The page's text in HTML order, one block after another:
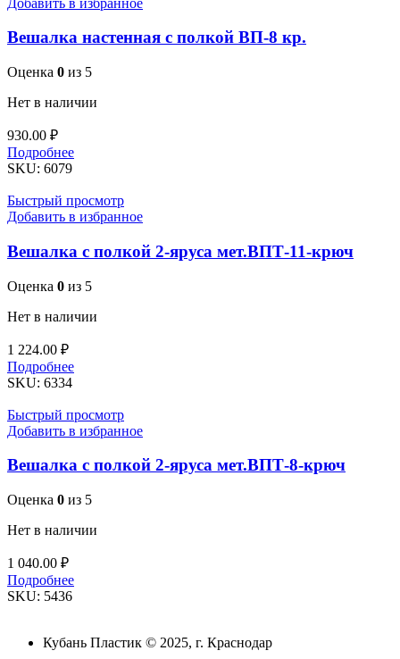
кр.
Вешалка настенная с полкой ВП-8 кр.
Оценка 0 из 5
Нет в наличии
930.00 ₽
Подробнее
SKU: 6079
Быстрый просмотр
Добавить в избранное
Вешалка с полкой 2-яруса мет.ВПТ-11-крюч
Оценка 0 из 5
Нет в наличии
1 224.00 ₽
Подробнее
SKU: 6334
Быстрый просмотр
Добавить в избранное
Вешалка с полкой 2-яруса мет.ВПТ-8-крюч
Оценка 0 из 5
Нет в наличии
1 040.00 ₽
Подробнее
SKU: 5436
Кубань Пластик © 2025, г. Краснодар